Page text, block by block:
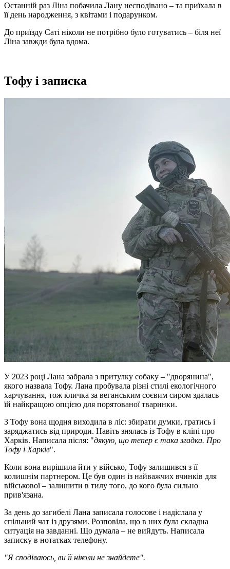
Останній раз Ліна побачила Лану несподівано – та приїхала в
її день народження, з квітами і подарунком.
До приїзду Саті ніколи не потрібно було готуватись – біля неї
Ліна завжди була вдома.
Тофу і записка
У 2023 році Лана забрала з притулку собаку – "дворянина",
якого назвала Тофу. Лана пробувала різні стилі екологічного
харчування, тож кличка за веганським соєвим сиром здалась
їй найкращою опцією для порятованої тваринки.
З Тофу вона щодня виходила в ліс: збирати думки, гратись і
заряджатись від природи. Навіть знялась із Тофу в кліпі про
Харків. Написала після: "дякую, що тепер є така згадка. Про
Тофу і Харків".
Коли вона вирішила йти у військо, Тофу залишився з її
колишнім партнером. Це був один із найважчих вчинків для
військової – залишити в тилу того, до кого була сильно
прив'язана.
За день до загибелі Лана записала голосове і надіслала у
спільний чат із друзями. Розповіла, що в них була складна
ситуація на завданні. Що думала – не вийдуть. Написала
записку в нотатках телефону.
"Я сподіваюсь, ви її ніколи не знайдете".